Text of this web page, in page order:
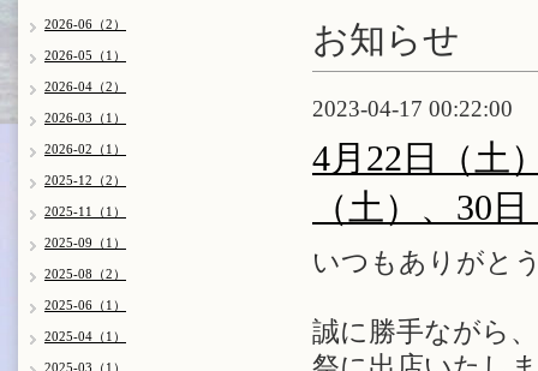
お知らせ
2023-04-17 00:22:00
4月22日（土
（土）、30
いつもありがと
誠に勝手ながら
2026-06（2）
2026-05（1）
2026-04（2）
2026-03（1）
2026-02（1）
2025-12（2）
2025-11（1）
2025-09（1）
2025-08（2）
2025-06（1）
2025-04（1）
2025-03（1）